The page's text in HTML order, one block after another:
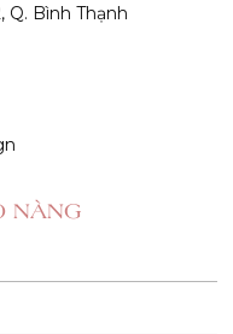
Q. Bình Thạnh
NÀNG